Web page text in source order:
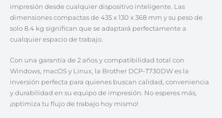
impresión desde cualquier dispositivo inteligente. Las
dimensiones compactas de 435 x 130 x 368 mm y su peso de
solo 8.4 kg significan que se adaptará perfectamente a
cualquier espacio de trabajo.
Con una garantía de 2 años y compatibilidad total con
Windows, macOS y Linux, la Brother DCP-T730DW es la
inversión perfecta para quienes buscan calidad, conveniencia
y durabilidad en su equipo de impresión. No esperes más,
¡optimiza tu flujo de trabajo hoy mismo!